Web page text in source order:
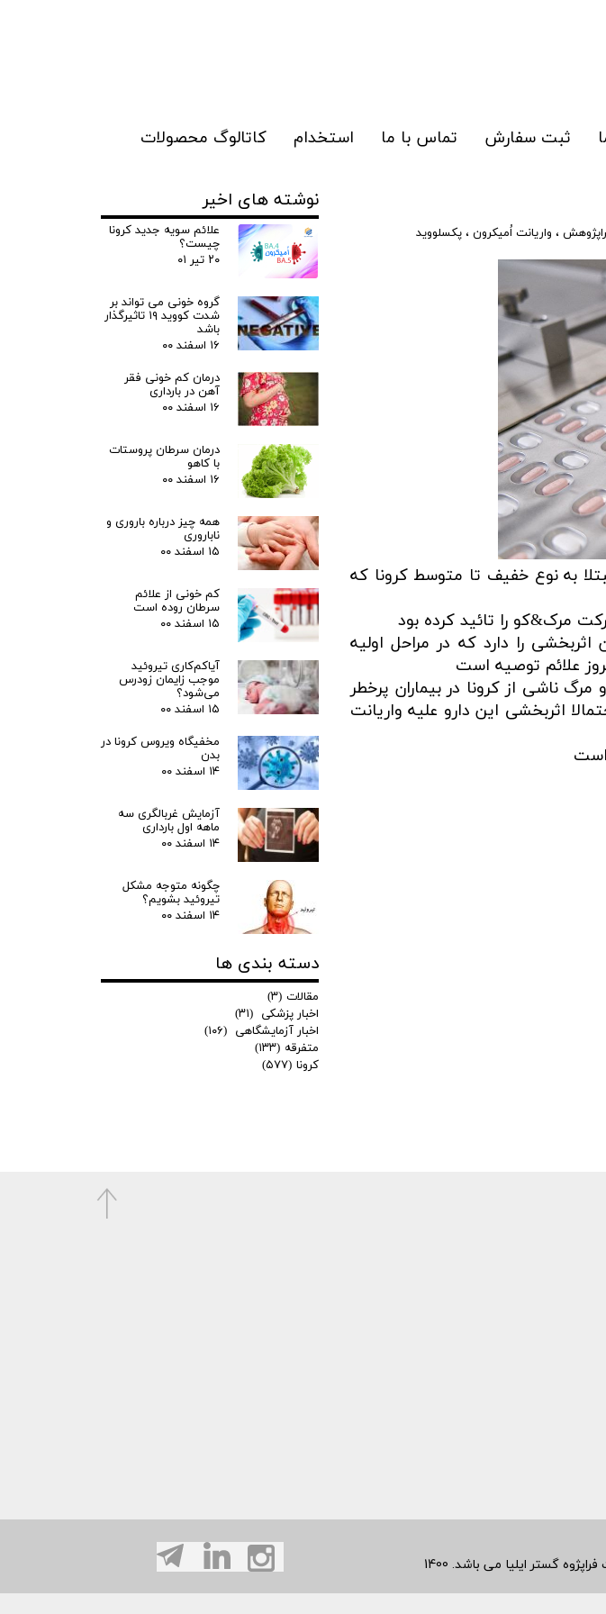
ثبت سفارش تماس با ما استخدام کاتالوگ محصولات
، واریانت اُمیکرون ، پکسلووید
به نوع خفیف تا متوسط کرونا که
مرک&کو را تائید کرده بود
اثربخشی را دارد که در مراحل اولیه
۹۰ درصدی را علیه بستری و مرگ ناشی از کرونا در بیماران پرخطر
اثربخشی این دارو علیه واریانت
نوشته های اخیر
علائم سویه جدید کرونا
چیست؟
۲۰ تیر ۰۱
گروه خونی می تواند بر
شدت کووید ۱۹ تاثیرگذار
باشد
۱۶ اسفند ۰۰
درمان کم خونی فقر
آهن در بارداری
۱۶ اسفند ۰۰
درمان سرطان پروستات
با کاهو
۱۶ اسفند ۰۰
همه چیز درباره باروری و
ناباروری
۱۵ اسفند ۰۰
کم خونی از علائم
سرطان روده است
۱۵ اسفند ۰۰
آیاکم‌کاری تیروئید
موجب زایمان زودرس
می‌شود؟
۱۵ اسفند ۰۰
مخفیگاه ویروس کرونا در
بدن
۱۴ اسفند ۰۰
آزمایش غربالگری سه
ماهه اول بارداری
۱۴ اسفند ۰۰
چگونه متوجه مشکل
تیروئید بشویم؟
۱۴ اسفند ۰۰
دسته بندی ها
مقالات (۳)
اخبار پزشکی (۳۱)
اخبار آزمایشگاهی (۱۰۶)
متفرقه (۱۳۳)
کرونا (۵۷۷)